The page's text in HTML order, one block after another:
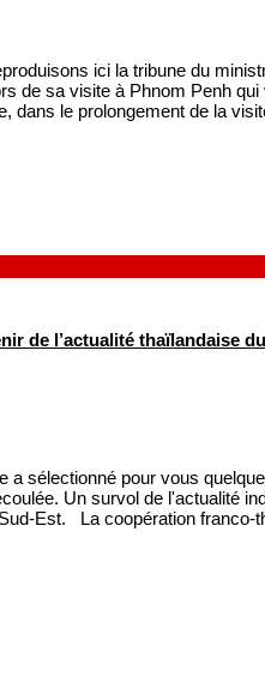
ici la tribune du
de sa visite à Phnom Penh
dans le prolongement de la
de l’actualité thaïlandaise
a sélectionné pour vous
Un survol de l'actualité
Est. La coopération franco-